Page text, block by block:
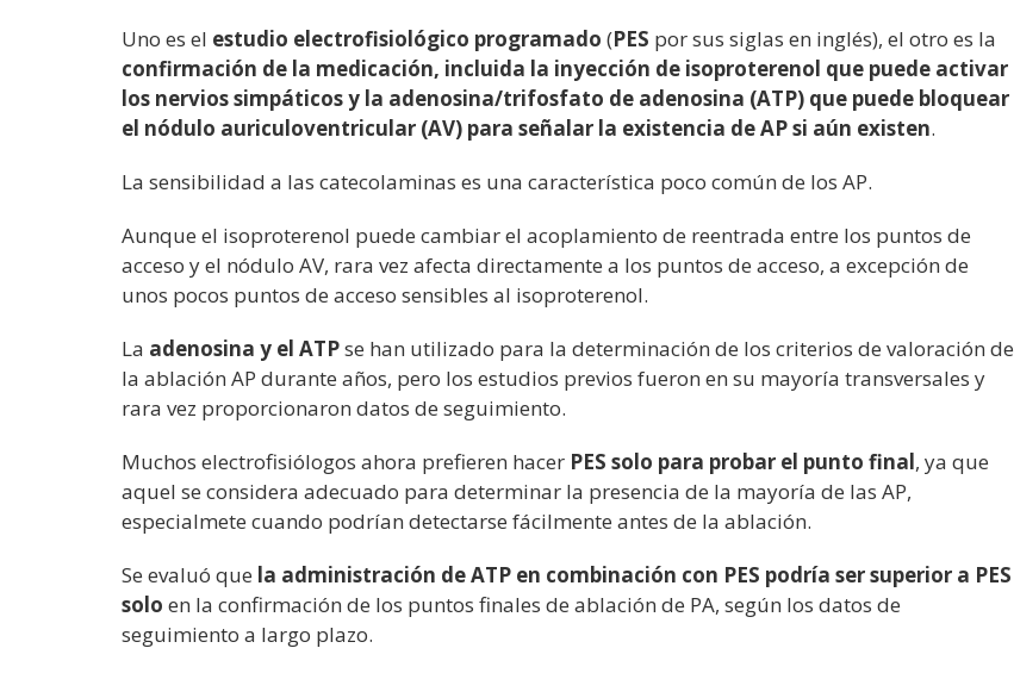
Uno es el estudio electrofisiológico programado (PES por sus siglas en inglés), el otro es la
confirmación de la medicación, incluida la inyección de isoproterenol que puede activar
los nervios simpáticos y la adenosina/trifosfato de adenosina (ATP) que puede bloquear
el nódulo auriculoventricular (AV) para señalar la existencia de AP si aún existen.
La sensibilidad a las catecolaminas es una característica poco común de los AP.
Aunque el isoproterenol puede cambiar el acoplamiento de reentrada entre los puntos de
acceso y el nódulo AV, rara vez afecta directamente a los puntos de acceso, a excepción de
unos pocos puntos de acceso sensibles al isoproterenol.
La adenosina y el ATPse han utilizado para la determinación de los criterios de valoración de
la ablación AP durante años, pero los estudios previos fueron en su mayoría transversales y
rara vez proporcionaron datos de seguimiento.
Muchos electrofisiólogos ahora prefieren hacer PES solo para probar el punto final, ya que
aquel se considera adecuado para determinar la presencia de la mayoría de las AP,
especialmete cuando podrían detectarse fácilmente antes de la ablación.
Se evaluó que la administración de ATP en combinación con PES podría ser superior a PES
solo en la confirmación de los puntos finales de ablación de PA, según los datos de
seguimiento a largo plazo.